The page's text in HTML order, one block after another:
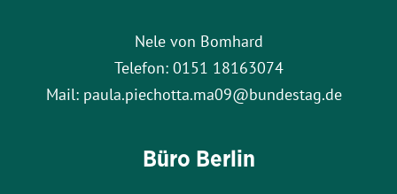
Nele von Bomhard
Telefon: 0151 18163074
Mail: paula.piechotta.ma09@bundestag.de
Büro Berlin